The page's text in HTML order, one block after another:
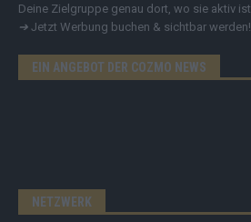
Deine Zielgruppe genau dort, wo sie aktiv ist.
➔ Jetzt Werbung buchen & sichtbar werden!
EIN ANGEBOT DER COZMO NEWS
NETZWERK